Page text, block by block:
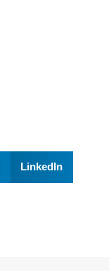
LinkedIn